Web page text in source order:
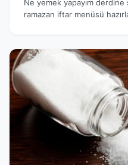
Ne yemek yapayım
ramazan iftar menüsü